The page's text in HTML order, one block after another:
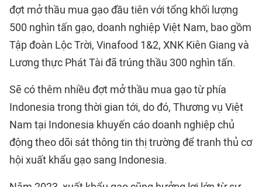
đợt mở thầu mua gạo đầu tiên với tổng khối lượng
500 nghìn tấn gạo, doanh nghiệp Việt Nam, bao gồm
Tập đoàn Lộc Trời, Vinafood 1&2, XNK Kiên Giang và
Lương thực Phát Tài đã trúng thầu 300 nghìn tấn.
Sẽ có thêm nhiều đợt mở thầu mua gạo từ phía
Indonesia trong thời gian tới, do đó, Thương vụ Việt
Nam tại Indonesia khuyến cáo doanh nghiệp chủ
động theo dõi sát thông tin thị trường để tranh thủ cơ
hội xuất khẩu gạo sang Indonesia.